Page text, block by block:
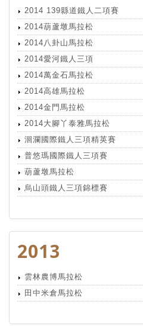
2014 139縣道鐵人二項賽
2014葫蘆墩馬拉松
2014八卦山馬拉松
2014愛河鐵人三項
2014萬金石馬拉松
2014高雄馬拉松
2014金門馬拉松
2014大腳丫泰雅馬拉松
洄瀾國際鐵人三項精英賽
普悠瑪國際鐵人三項賽
葫蘆墩馬拉松
烏山頭鐵人三項錦標賽
2013
雲林農博馬拉松
田中米倉馬拉松